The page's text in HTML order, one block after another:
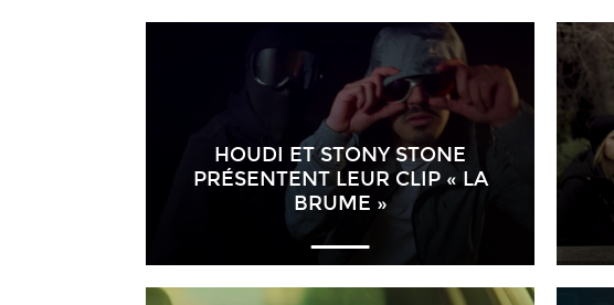
HOUDI ET STONY STONE
PRÉSENTENT LEUR CLIP « LA
BRUME »